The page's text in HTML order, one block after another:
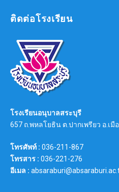
ติดต่อโรงเรียน
โรงเรียนอนุบาลสระบุรี
657 ถ.พหลโยธิน ต.ปากเพรียว อ.เมื
โทรศัพท์ : 036-211-867
โทรสาร : 036-221-276
อีเมล :